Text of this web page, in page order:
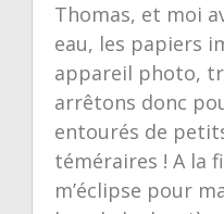
Thomas, et moi
eau, les papiers
appareil photo,
arrêtons donc
entourés de
téméraires ! A la
m’éclipse pour